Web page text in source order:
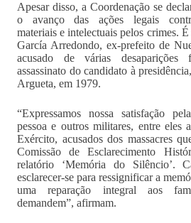
Apesar disso, a Coordenação se
o avanço das ações legais
materiais e intelectuais pelos crimes.
García Arredondo, ex-prefeito de
acusado de várias
assassinato do candidato à
Argueta, em 1979.
“Expressamos nossa satisfação
pessoa e outros militares, entre eles
Exército, acusados dos massacres
Comissão de Esclarecimento
relatório ‘Memória do Silêncio’.
esclarecer-se para ressignificar a
uma reparação integral aos
demandem”, afirmam.